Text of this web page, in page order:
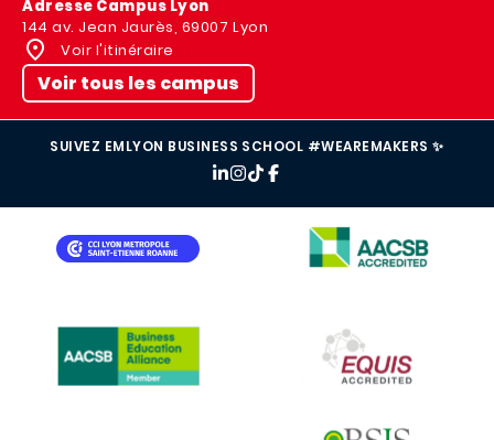
Adresse Campus Lyon
144 av. Jean Jaurès, 69007 Lyon
Voir l'itinéraire
Voir tous les campus
SUIVEZ EMLYON BUSINESS SCHOOL #WEAREMAKERS ✨
IMAGE
IMAGE